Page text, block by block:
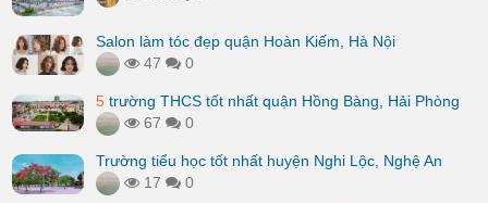
Salon làm tóc đẹp quận Hoàn Kiếm, Hà Nội
47
0
5 trường THCS tốt nhất quận Hồng Bàng, Hải Phòng
67
0
Trường tiểu học tốt nhất huyện Nghi Lộc, Nghệ An
17
0